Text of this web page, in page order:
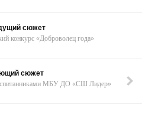
сюжет
конкурс «Доброволец года»
сюжет
МБУ ДО «СШ Лидер»